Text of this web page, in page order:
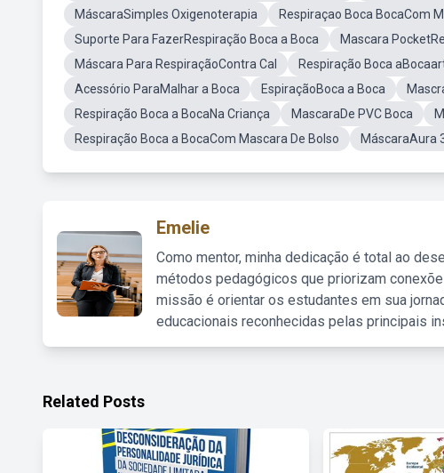
MáscaraSimples Oxigenoterapia
Respiraçao Boca BocaCom
Suporte Para FazerRespiração Boca a Boca
Mascara
Máscara Para RespiraçãoContra Cal
Respiração Boca
Acessório ParaMalhar a Boca
EspiraçãoBoca a Boca
Respiração Boca a BocaNa Criança
MascaraDe PVC Boca
Respiração Boca a BocaCom Mascara De Bolso
MáscaraAura
Emelie
Como mentor, minha dedicação é total ao
métodos pedagógicos que priorizam
missão é orientar os estudantes em sua
educacionais reconhecidas pelas principais
Related Posts